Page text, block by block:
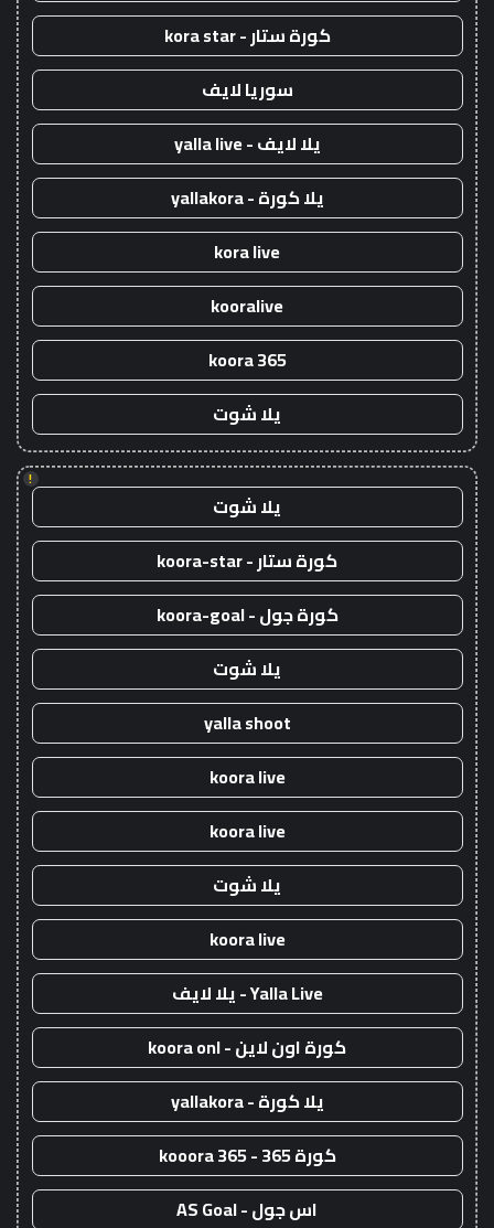
كورة ستار - kora star
سوريا لايف
يلا لايف - yalla live
يلا كورة - yallakora
kora live
kooralive
koora 365
يلا شوت
!
يلا شوت
كورة ستار - koora-star
كورة جول - koora-goal
يلا شوت
yalla shoot
koora live
koora live
يلا شوت
koora live
Yalla Live - يلا لايف
كورة اون لاين - koora onl
يلا كورة - yallakora
كورة 365 - kooora 365
اس جول - AS Goal